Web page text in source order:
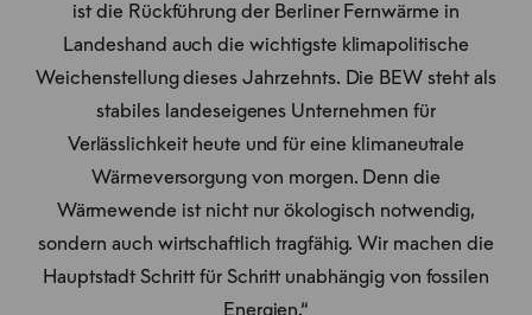
ist die Rückführung der Berliner Fernwärme in
Landeshand auch die wichtigste klimapolitische
Weichenstellung dieses Jahrzehnts. Die BEW steht als
stabiles landeseigenes Unternehmen für
Verlässlichkeit heute und für eine klimaneutrale
Wärmeversorgung von morgen. Denn die
Wärmewende ist nicht nur ökologisch notwendig,
sondern auch wirtschaftlich tragfähig. Wir machen die
Hauptstadt Schritt für Schritt unabhängig von fossilen
Energien.“